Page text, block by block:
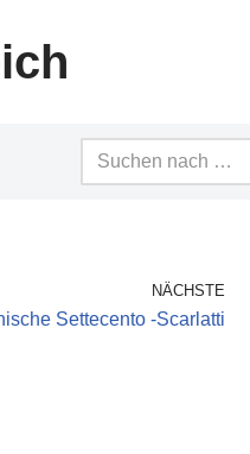
NÄCHSTE
Settecento -Scarlatti